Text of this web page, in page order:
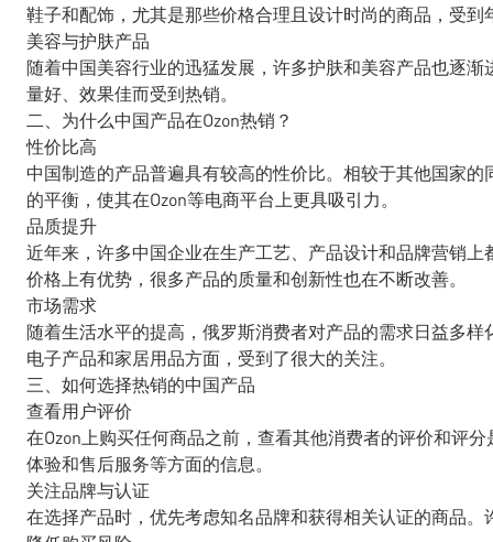
鞋子和配饰，尤其是那些价格合理且设计时尚的商品，受到
美容与护肤产品
随着中国美容行业的迅猛发展，许多护肤和美容产品也逐
量好、效果佳而受到热销。
二、为什么中国产品在Ozon热销？
性价比高
中国制造的产品普遍具有较高的性价比。相较于其他国家
的平衡，使其在Ozon等电商平台上更具吸引力。
品质提升
近年来，许多中国企业在生产工艺、产品设计和品牌营销
价格上有优势，很多产品的质量和创新性也在不断改善。
市场需求
随着生活水平的提高，俄罗斯消费者对产品的需求日益多
电子产品和家居用品方面，受到了很大的关注。
三、如何选择热销的中国产品
查看用户评价
在Ozon上购买任何商品之前，查看其他消费者的评价和评
体验和售后服务等方面的信息。
关注品牌与认证
在选择产品时，优先考虑知名品牌和获得相关认证的商品